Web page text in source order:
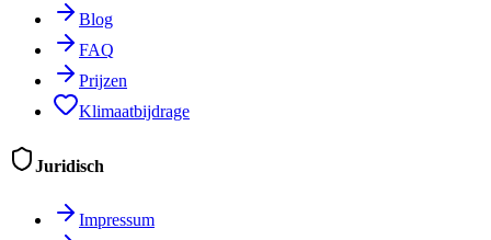
Blog
FAQ
Prijzen
Klimaatbijdrage
Juridisch
Impressum